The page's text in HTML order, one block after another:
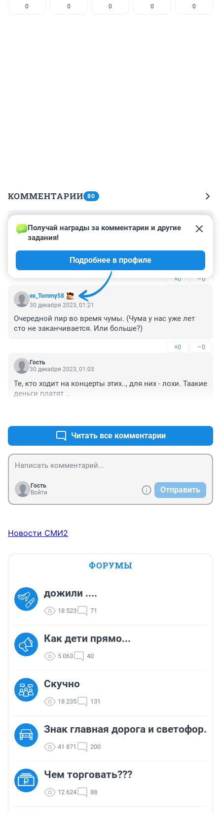
0 0 0 0 0
КОММЕНТАРИИ 80
31 декабря 2023, 00:23
На ёлку за 250к деньги есть,а игрушки дорогие.Сама
то поняла,что сказала,и поделки из цв.бумаги и
дождик.Ха-ха-ха.
+0 –0
ex_Tommy58
Получай награды за комментарии и другие
задания!
Подробнее в профиле
30 декабря 2023, 01:21
Очередной пир во время чумы. (Чума у нас уже лет
сто не заканчивается. Или больше?)
+0 –0
Гость
30 декабря 2023, 01:03
Те, кто ходит на концерты этих.., для них - лохи. Таакие
деньги платят ..
Читать все комментарии
Гость
Войти
Отправить
Новости СМИ2
ФОРУМЫ
дожили ....
18 523 71
Как дети прямо...
5 063 40
Скучно
18 235 131
Знак главная дорога и светофор.
41 871 200
Чем торговать???
12 624 88